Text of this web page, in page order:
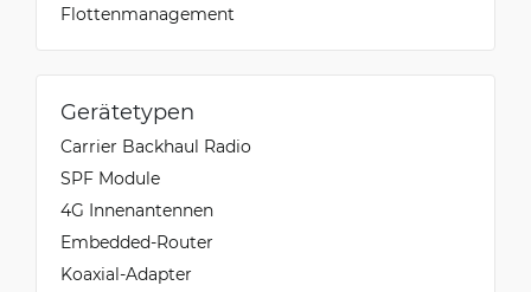
Flottenmanagement
Gerätetypen
Carrier Backhaul Radio
SPF Module
4G Innenantennen
Embedded-Router
Koaxial-Adapter